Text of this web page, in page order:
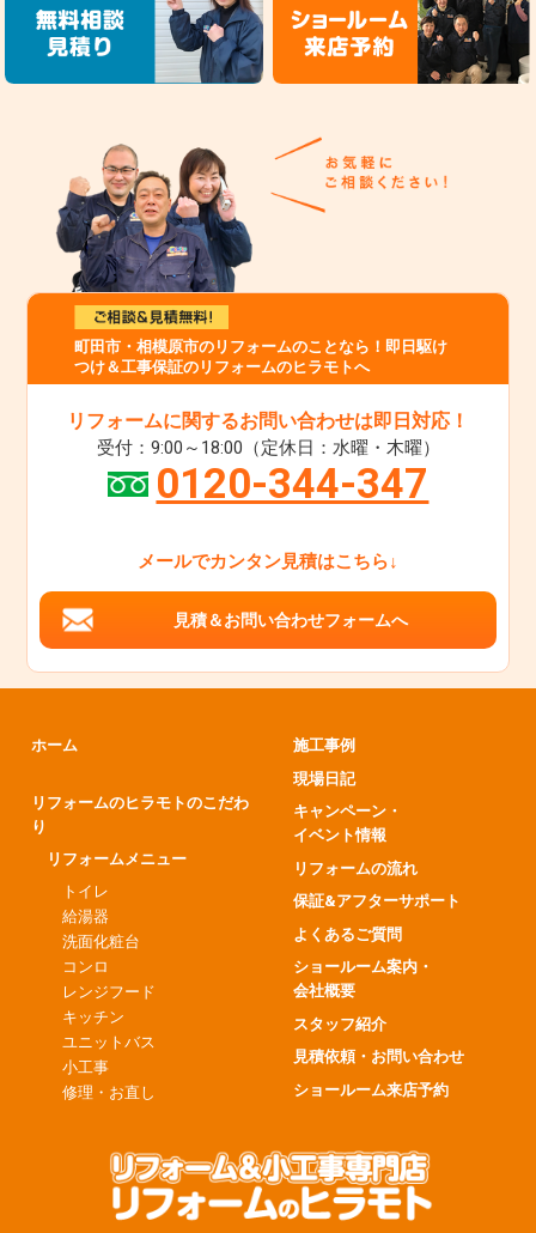
町田市・相模原市のリフォームのことなら！即日駆け
つけ＆工事保証のリフォームのヒラモトへ
リフォームに関するお問い合わせは即日対応！
受付：9:00～18:00（定休日：水曜・木曜）
0120-344-347
メールでカンタン見積はこちら↓
見積＆お問い合わせフォームへ
ホーム
リフォームのヒラモトのこだわ
り
リフォームメニュー
トイレ
給湯器
洗面化粧台
コンロ
レンジフード
キッチン
ユニットバス
小工事
修理・お直し
施工事例
現場日記
キャンペーン・
イベント情報
リフォームの流れ
保証&アフターサポート
よくあるご質問
ショールーム案内・
会社概要
スタッフ紹介
見積依頼・お問い合わせ
ショールーム来店予約